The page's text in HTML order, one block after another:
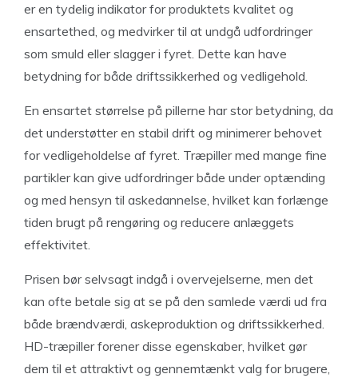
er en tydelig indikator for produktets kvalitet og
ensartethed, og medvirker til at undgå udfordringer
som smuld eller slagger i fyret. Dette kan have
betydning for både driftssikkerhed og vedligehold.
En ensartet størrelse på pillerne har stor betydning, da
det understøtter en stabil drift og minimerer behovet
for vedligeholdelse af fyret. Træpiller med mange fine
partikler kan give udfordringer både under optænding
og med hensyn til askedannelse, hvilket kan forlænge
tiden brugt på rengøring og reducere anlæggets
effektivitet.
Prisen bør selvsagt indgå i overvejelserne, men det
kan ofte betale sig at se på den samlede værdi ud fra
både brændværdi, askeproduktion og driftssikkerhed.
HD-træpiller forener disse egenskaber, hvilket gør
dem til et attraktivt og gennemtænkt valg for brugere,